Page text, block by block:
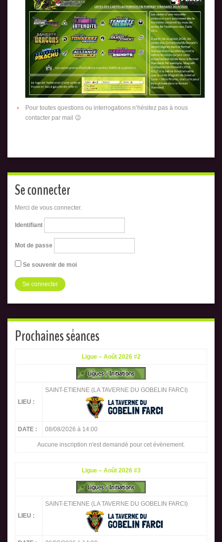
Pour toutes questions ou interrogations n’hésitez pas à nous
contacter par mail 😉
Se connecter
Merci de vous connecter.
Identifiant
Mot de passe
Se souvenir de moi
Prochaines séances
Ligue – Août 2026 #2
LIEU :
SAINT-ETIENNE (LA TAVERNE DU GOBELIN FARCI)
DATE : 08/08/2026 à 14:00
Aucune inscription n'est demandé pour cet évènement.
Ligue – Août 2026 #3
LIEU :
SAINT-ETIENNE (LA TAVERNE DU GOBELIN FARCI)